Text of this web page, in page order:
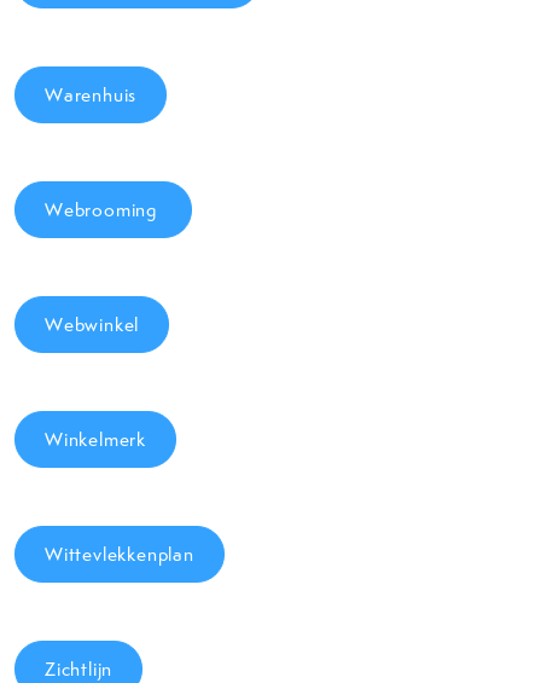
Warenhuis
Webrooming
Webwinkel
Winkelmerk
Wittevlekkenplan
Zichtlijn